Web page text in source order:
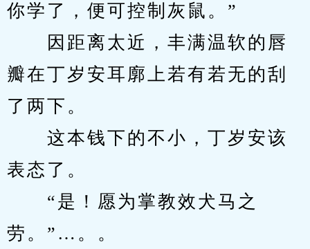
你学了，便可控制灰鼠。”
因距离太近，丰满温软的唇
瓣在丁岁安耳廓上若有若无的刮
了两下。
这本钱下的不小，丁岁安该
表态了。
“是！愿为掌教效犬马之
劳。”…。。